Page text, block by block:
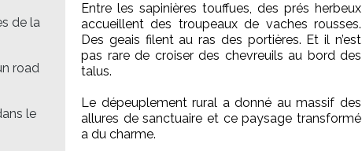
de la
road
le
Entre les sapinières touffues, des prés herbeux
accueillent des troupeaux de vaches rousses.
Des geais filent au ras des portières. Et il n’est
pas rare de croiser des chevreuils au bord des
talus.
Le dépeuplement rural a donné au massif des
allures de sanctuaire et ce paysage transformé
a du charme.